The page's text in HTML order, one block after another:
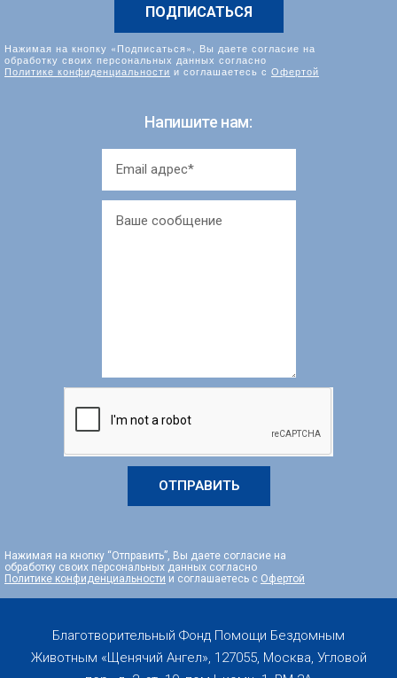
Нажимая на кнопку «Подписаться», Вы даете согласие на
обработку своих персональных данных согласно
Политике конфиденциальности и соглашаетесь с Офертой
Напишите нам:
ОТПРАВИТЬ
Нажимая на кнопку “Отправить”, Вы даете согласие на
обработку своих персональных данных согласно
Политике конфиденциальности и соглашаетесь с Офертой
Благотворительный Фонд Помощи Бездомным
Животным «Щенячий Ангел», 127055, Москва, Угловой